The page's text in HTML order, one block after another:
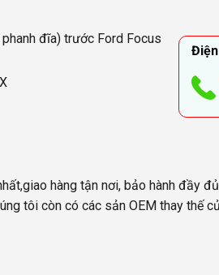
phanh đĩa) trước Ford Focus
hàng tận nơi, bảo hành đầy
tôi còn có các sản OEM thay thế